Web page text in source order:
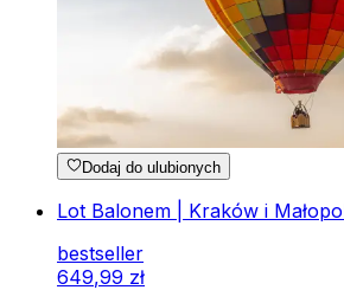
Dodaj do ulubionych
Lot Balonem | Kraków i
bestseller
649,99 zł